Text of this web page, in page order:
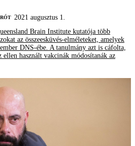
2021 augusztus 1.
Brain Institute kutatója több
az összeesküvés-elméleteket, amelyek
DNS-ébe. A tanulmány azt is cáfolta,
használt vakcinák módosítanák az